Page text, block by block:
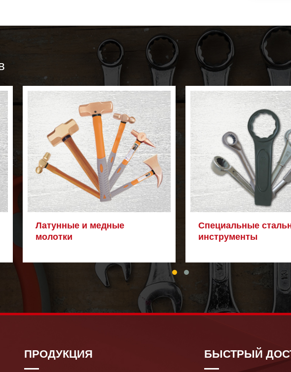
Латунные и медные
молотки
Специальные
инструменты
ПРОДУКЦИЯ БЫСТРЫЙ